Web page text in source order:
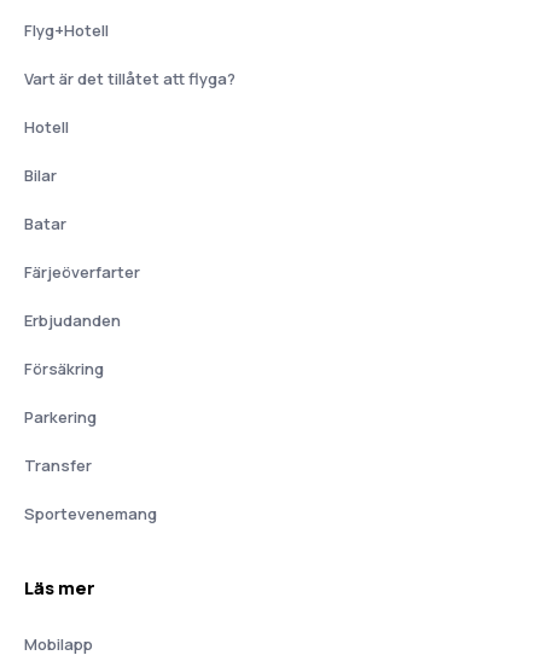
Flyg+Hotell
Vart är det tillåtet att flyga?
Hotell
Bilar
Batar
Färjeöverfarter
Erbjudanden
Försäkring
Parkering
Transfer
Sportevenemang
Läs mer
Mobilapp